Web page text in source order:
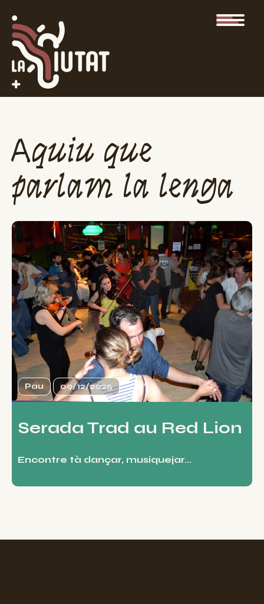
Aquiu que
parlam la lenga
Pau 09/12/2025
Serada Trad au Red Lion
Encontre tà dançar, musiquejar...